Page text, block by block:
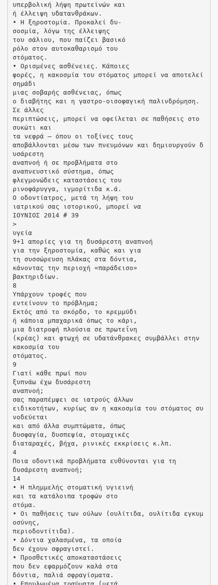
υπερβολική λήψη πρωτεϊνών και
ή έλλειψη υδατανθράκων.
• Η ξηροστομία. Προκαλεί δυ-
σοσμία, λόγω της έλλειψης
του σάλιου, που παίζει βασικό
ρόλο στον αυτοκαθαρισμό του
στόματος.
• Ορισμένες ασθένειες. Κάποιες
φορές, η κακοσμία του στόματος μπορεί να αποτελεί
σημάδι
μιας σοβαρής ασθένειας, όπως
ο διαβήτης και η γαστρο-οισοφαγική παλινδρόμηση.
Σε άλλες
περιπτώσεις, μπορεί να οφείλεται σε παθήσεις στο
συκώτι και
τα νεφρά – όπου οι τοξίνες τους
αποβάλλονται μέσω των πνευμόνων και δημιουργούν δ
υσάρεστη
αναπνοή ή σε προβλήματα στο
αναπνευστικό σύστημα, όπως
φλεγμονώδεις καταστάσεις του
ρινοφάρυγγα, ιγμορίτιδα κ.ά.
Ο οδοντίατρος, μετά τη λήψη του
ιατρικού σας ιστορικού, μπορεί να
ΙΟΥΝΙΟΣ 2014 # 39
>
υγεία
9+1 απορίες για τη δυσάρεστη αναπνοή
για την ξηροστομία, καθώς και για
τη συσσώρευση πλάκας στα δόντια,
κάνοντας την περιοχή «παράδεισο»
βακτηριδίων.
8
Υπάρχουν τροφές που
εντείνουν το πρόβλημα;
Εκτός από το σκόρδο, το κρεμμύδι
ή κάποια μπαχαρικά όπως το κάρι,
μια διατροφή πλούσια σε πρωτεΐνη
(κρέας) και φτωχή σε υδατάνθρακες συμβάλλει στην
κακοσμία του
στόματος.
9
Γιατί κάθε πρωί που
ξυπνάω έχω δυσάρεστη
αναπνοή;
σας παραπέμψει σε ιατρούς άλλων
ειδικοτήτων, κυρίως αν η κακοσμία του στόματος συ
νοδεύεται
και από άλλα συμπτώματα, όπως
δυσφαγία, δυσπεψία, στομαχικές
διαταραχές, βήχα, ρινικές εκκρίσεις κ.λπ.
4
Ποια οδοντικά προβλήματα ευθύνονται για τη
δυσάρεστη αναπνοή;
14
• Η πλημμελής στοματική υγιεινή
και τα κατάλοιπα τροφών στο
στόμα.
• Οι παθήσεις των ούλων (ουλίτιδα, ουλίτιδα εγκυμ
οσύνης,
περιοδοντίτιδα).
• Δόντια χαλασμένα, τα οποία
δεν έχουν σφραγιστεί.
• Προσθετικές αποκαταστάσεις
που δεν εφαρμόζουν καλά στα
δόντια, παλιά σφραγίσματα.
• Επουλωμένα τραύματα (μετά